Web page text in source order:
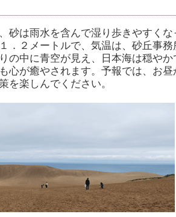
砂は雨水を含んで湿り歩きやすくな
．２メートルで、気温は、砂丘事
の中に青空が見え、日本海は穏やか
心が癒やされます。予報では、お昼
を楽しんでください。